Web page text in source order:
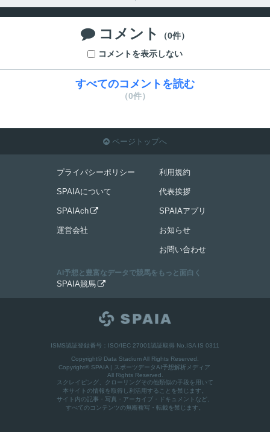
 コメント
（0件）
コメントを表示しない
すべてのコメントを読む
（0件）
 ページトップへ
プライバシーポリシー
SPAIAについて
SPAIAch 
運営会社
利用規約
代表挨拶
SPAIAアプリ
お知らせ
お問い合わせ
AI予想と豊富なデータで競馬をもっと面白く
SPAIA競馬 
ISMS認証登録番号：ISO/IEC 27001認証取得 No.ISA IS 0311
Copyright© Data Stadium All Rights Reserved.
Copyright© SPAIA | スポーツデータAI予想解析メディア
All Rights Reserved.
スクレイピング、クローリングその他類似の手段を用いて
本サイトの情報を取得し利活用することを禁じます。
サイト内の記事・写真・アーカイブ・ドキュメントなど、
すべてのコンテンツの無断複写・転載を禁じます。